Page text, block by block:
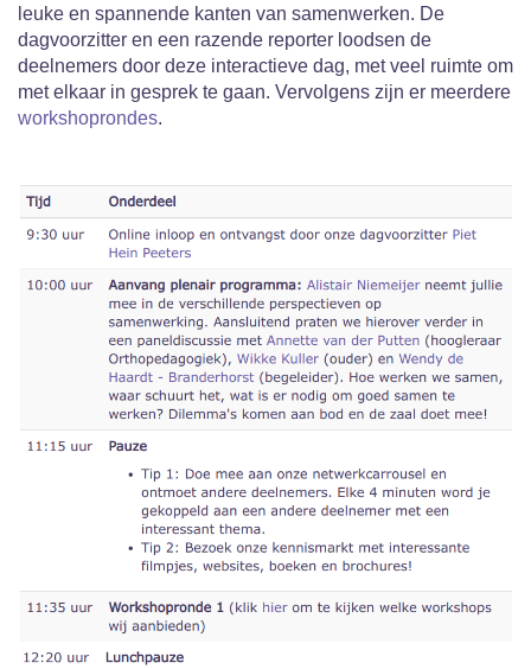
leuke en spannende kanten van samenwerken. De
dagvoorzitter en een razende reporter loodsen de
deelnemers door deze interactieve dag, met veel ruimte om
met elkaar in gesprek te gaan. Vervolgens zijn er meerdere
workshoprondes.